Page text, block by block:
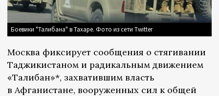
Боевики "Талибана" в Тахаре. Фото из сети Twitter
Москва фиксирует сообщения о стягивании
Таджикистаном и радикальным движением
«Талибан»*, захватившим власть
в Афганистане, вооруженных сил к общей